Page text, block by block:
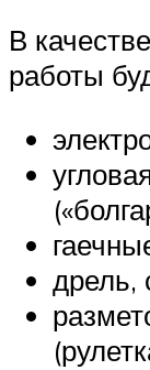
В
работы
дрель,